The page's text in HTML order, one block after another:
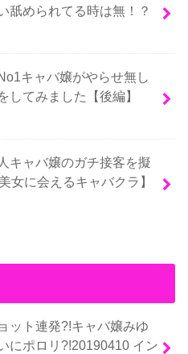
舐められてる時は無！？
キャバ嬢がやらせ無し
してみました【後編】
キャバ嬢のガチ接客を擬
美女に会えるキャバクラ】
ット連発?!キャバ嬢みゆ
にポロリ?!20190410 イン